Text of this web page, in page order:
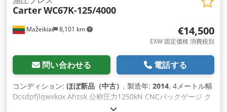
Mažeikiai 8,101 km
CarterWC67K-125/4000
€14,500
EXW 固定価格 消費税別
問い合わせる 電話する
コンディション: ほぼ新品（中古） , 製造年: 2014, 4メートル幅
Dcsdpfjlqwvkox Ahzsk 公称圧力1250kN CNCバックゲージ ク